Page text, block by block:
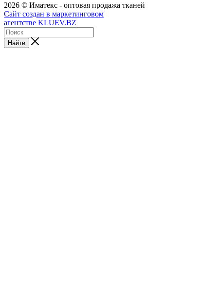
2026 © Иматекс - оптовая продажа тканей
Сайт создан в маркетинговом
агентстве KLUEV.BZ
Найти